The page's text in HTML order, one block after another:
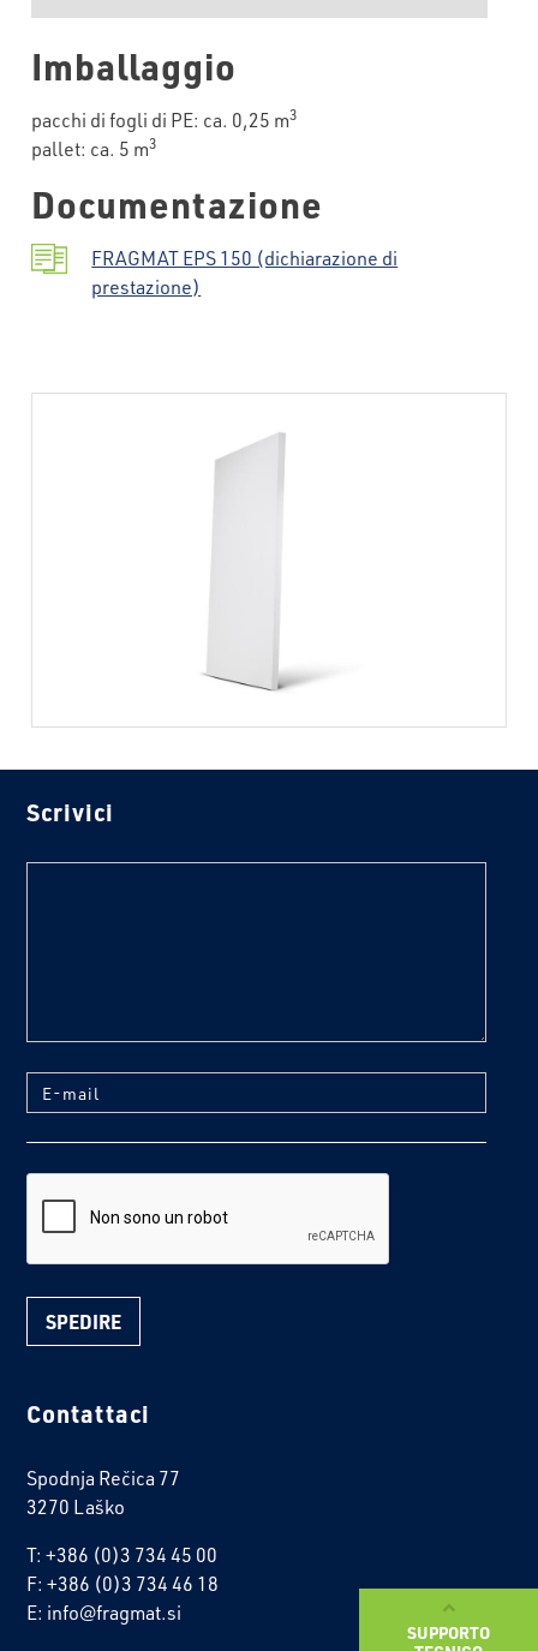
SUPPORTO
Imballaggio
pacchi di fogli di PE: ca. 0,25 m3
pallet: ca. 5 m3
Documentazione
FRAGMAT EPS 150 (dichiarazione di
prestazione)
Scrivici
E-mail
Contattaci
Spodnja Rečica 77
3270 Laško
T: +386 (0)3 734 45 00
F: +386 (0)3 734 46 18
E: info@fragmat.si